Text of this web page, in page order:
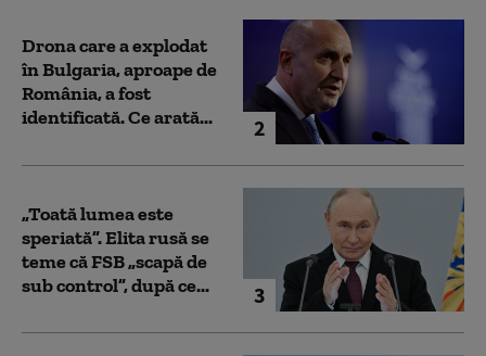
2
Drona care a explodat
în Bulgaria, aproape de
România, a fost
identificată. Ce arată...
3
„Toată lumea este
speriată”. Elita rusă se
teme că FSB „scapă de
sub control”, după ce...